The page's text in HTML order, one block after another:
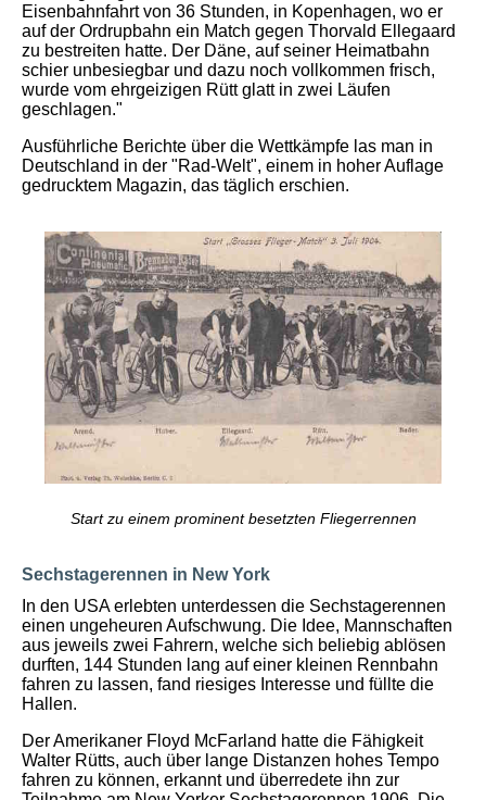
Eisenbahnfahrt von 36 Stunden, in Kopenhagen, wo er
auf der Ordrupbahn ein Match gegen Thorvald Ellegaard
zu bestreiten hatte. Der Däne, auf seiner Heimatbahn
schier unbesiegbar und dazu noch vollkommen frisch,
wurde vom ehrgeizigen Rütt glatt in zwei Läufen
geschlagen."
Ausführliche Berichte über die Wettkämpfe las man in
Deutschland in der "Rad-Welt", einem in hoher Auflage
gedrucktem Magazin, das täglich erschien.
Start zu einem prominent besetzten Fliegerrennen
Sechstagerennen in New York
In den USA erlebten unterdessen die Sechstagerennen
einen ungeheuren Aufschwung. Die Idee, Mannschaften
aus jeweils zwei Fahrern, welche sich beliebig ablösen
durften, 144 Stunden lang auf einer kleinen Rennbahn
fahren zu lassen, fand riesiges Interesse und füllte die
Hallen.
Der Amerikaner Floyd McFarland hatte die Fähigkeit
Walter Rütts, auch über lange Distanzen hohes Tempo
fahren zu können, erkannt und überredete ihn zur